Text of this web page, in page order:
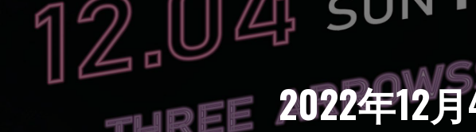
2022年12